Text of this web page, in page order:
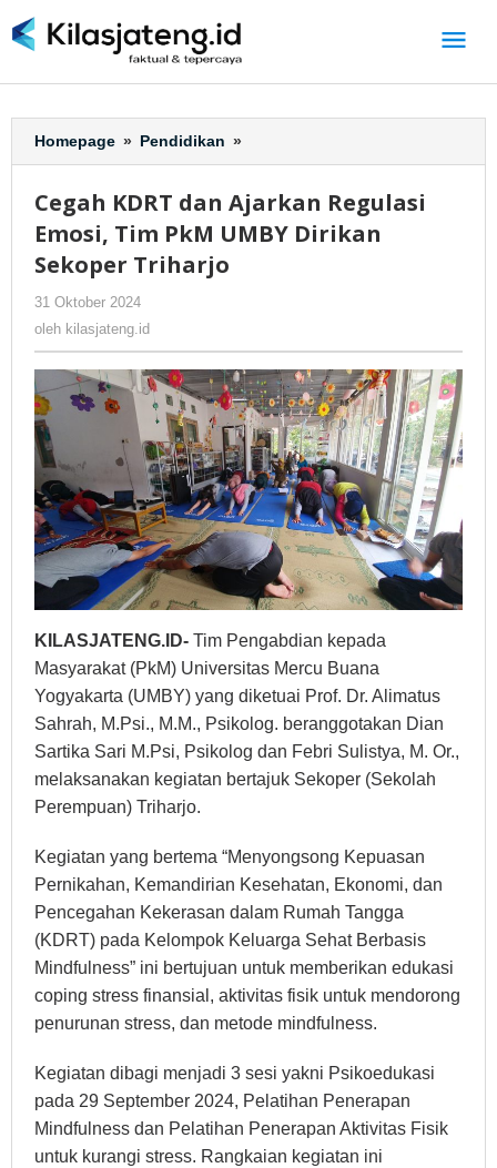
ke
Homepage » Pendidikan »
KDRT
Ajarkan
Regulasi
Dirikan
Sekoper
Triharjo
Cegah KDRT dan Ajarkan Regulasi
Emosi, Tim PkM UMBY Dirikan
Sekoper Triharjo
31 Oktober 2024
oleh kilasjateng.id
KILASJATENG.ID- Tim Pengabdian kepada
Masyarakat (PkM) Universitas Mercu Buana
Yogyakarta (UMBY) yang diketuai Prof. Dr. Alimatus
Sahrah, M.Psi., M.M., Psikolog. beranggotakan Dian
Sartika Sari M.Psi, Psikolog dan Febri Sulistya, M. Or.,
melaksanakan kegiatan bertajuk Sekoper (Sekolah
Perempuan) Triharjo.
Kegiatan yang bertema “Menyongsong Kepuasan
Pernikahan, Kemandirian Kesehatan, Ekonomi, dan
Pencegahan Kekerasan dalam Rumah Tangga
(KDRT) pada Kelompok Keluarga Sehat Berbasis
Mindfulness” ini bertujuan untuk memberikan edukasi
coping stress finansial, aktivitas fisik untuk mendorong
penurunan stress, dan metode mindfulness.
Kegiatan dibagi menjadi 3 sesi yakni Psikoedukasi
pada 29 September 2024, Pelatihan Penerapan
Mindfulness dan Pelatihan Penerapan Aktivitas Fisik
untuk kurangi stress. Rangkaian kegiatan ini